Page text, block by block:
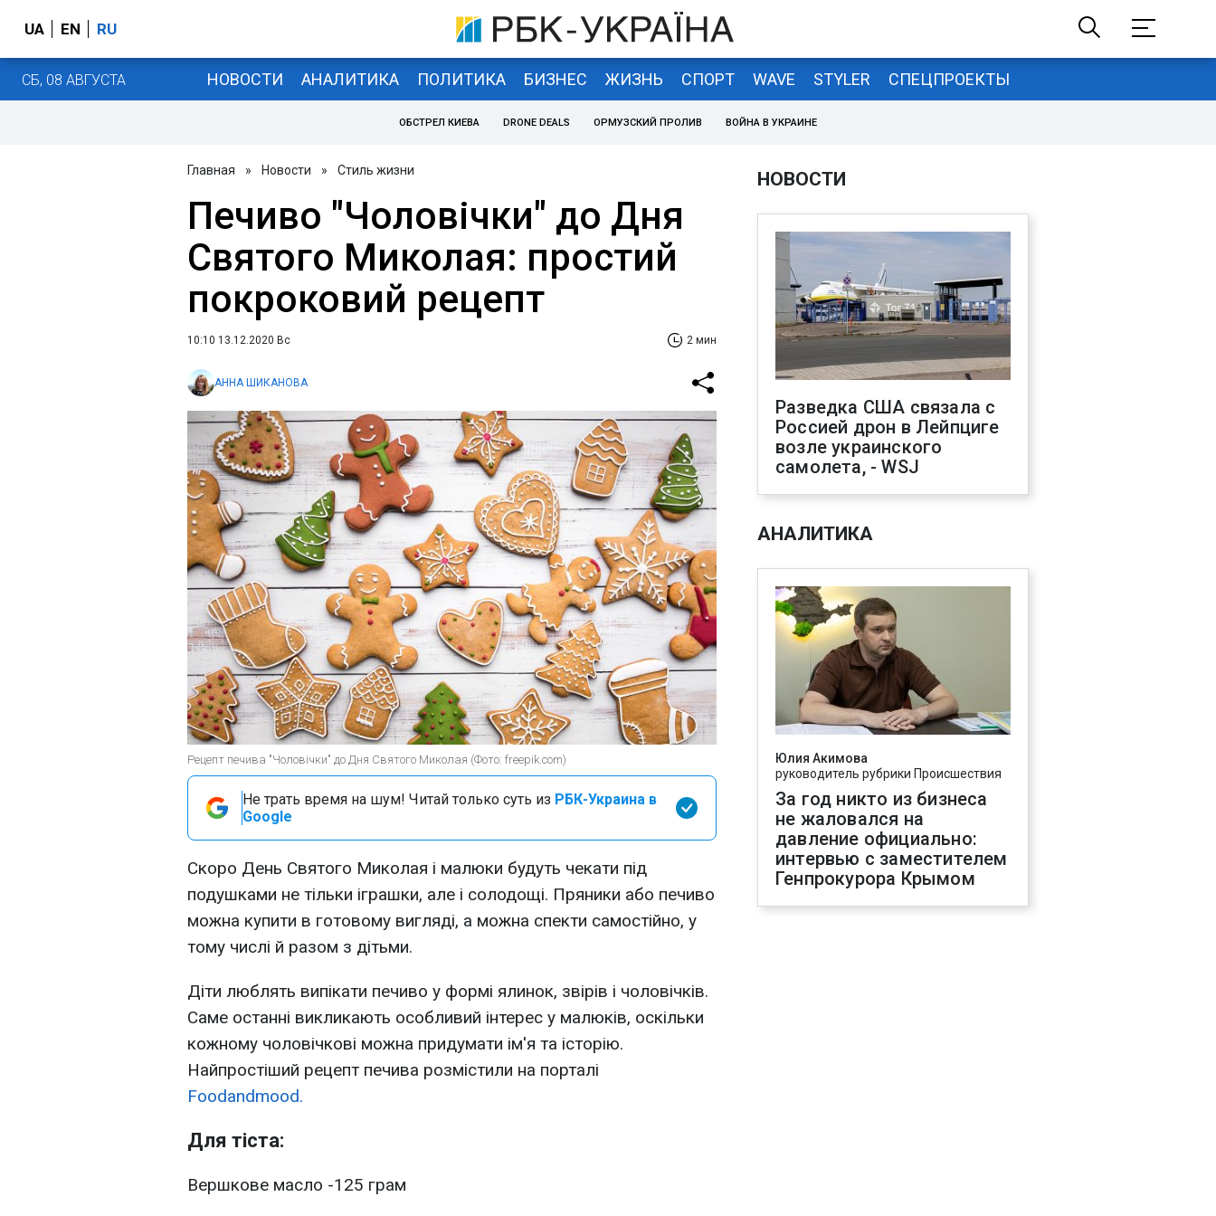
UA EN RU
СБ, 08 АВГУСТА НОВОСТИ АНАЛИТИКА ПОЛИТИКА БИЗНЕС ЖИЗНЬ СПОРТ WAVE STYLER СПЕЦПРОЕКТЫ
ОБСТРЕЛ КИЕВА DRONE DEALS ОРМУЗСКИЙ ПРОЛИВ ВОЙНА В УКРАИНЕ
Главная » Новости » Стиль жизни
Печиво "Чоловічки" до Дня
Святого Миколая: простий
покроковий рецепт
10:10 13.12.2020 Вс 2 мин
АННА ШИКАНОВА
Рецепт печива "Чоловічки" до Дня Святого Миколая (Фото: freepik.com)
Не трать время на шум! Читай только суть из РБК-Украина в
Google
Скоро День Святого Миколая і малюки будуть чекати під
подушками не тільки іграшки, але і солодощі. Пряники або печиво
можна купити в готовому вигляді, а можна спекти самостійно, у
тому числі й разом з дітьми.
Діти люблять випікати печиво у формі ялинок, звірів і чоловічків.
Саме останні викликають особливий інтерес у малюків, оскільки
кожному чоловічкові можна придумати ім'я та історію.
Найпростіший рецепт печива розмістили на порталі
Foodandmood.
Для тіста:
Вершкове масло -125 грам
НОВОСТИ
Разведка США связала с
Россией дрон в Лейпциге
возле украинского
самолета, - WSJ
АНАЛИТИКА
Юлия Акимова
руководитель рубрики Происшествия
За год никто из бизнеса
не жаловался на
давление официально:
интервью с заместителем
Генпрокурора Крымом